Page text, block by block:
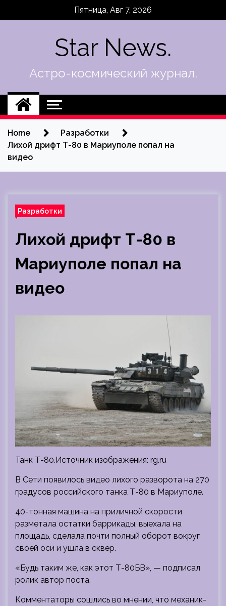
Пятница, Авг 7, 2026
Star News.
Астро-космический журнал.
Home
Разработки
Лихой дрифт Т-80 в Мариуполе попал на
видео
Разработки
Лихой дрифт Т-80 в
Мариуполе попал на
видео
Танк Т-80.Источник изображения: rg.ru
В Сети появилось видео лихого разворота на 270
градусов российского танка Т-80 в Мариуполе.
40-тонная машина на приличной скорости
разметала остатки баррикады, выехала на
площадь, сделала почти полный оборот вокруг
своей оси и ушла в сквер.
«Будь таким же, как этот Т-80БВ», — подписал
ролик автор поста.
Комментаторы сошлись во мнении, что механик-